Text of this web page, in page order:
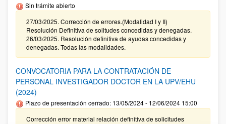
Sin trámite abierto
27/03/2025. Corrección de errores.(Modalidad I y II)
Resolución Definitiva de solitudes concedidas y denegadas.
26/03/2025. Resolución definitiva de ayudas concedidas y
denegadas. Todas las modalidades.
CONVOCATORIA PARA LA CONTRATACIÓN DE
PERSONAL INVESTIGADOR DOCTOR EN LA UPV/EHU
(2024)
Plazo de presentación cerrado: 13/05/2024 - 12/06/2024 15:00
Corrección error material relación definitiva de solicitudes